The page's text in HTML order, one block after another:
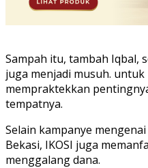
Sampah itu, tambah Iqbal,
juga menjadi musuh.
mempraktekkan
tempatnya.
Selain kampanye
Bekasi, IKOSI juga
menggalang dana.